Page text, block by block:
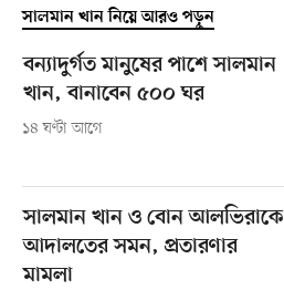
সালমান খান নিয়ে আরও পড়ুন
বন্যাদুর্গত মানুষের পাশে সালমান
খান, বানাবেন ৫০০ ঘর
১৪ ঘণ্টা আগে
সালমান খান ও বোন আলভিরাকে
আদালতের সমন, প্রতারণার
মামলা